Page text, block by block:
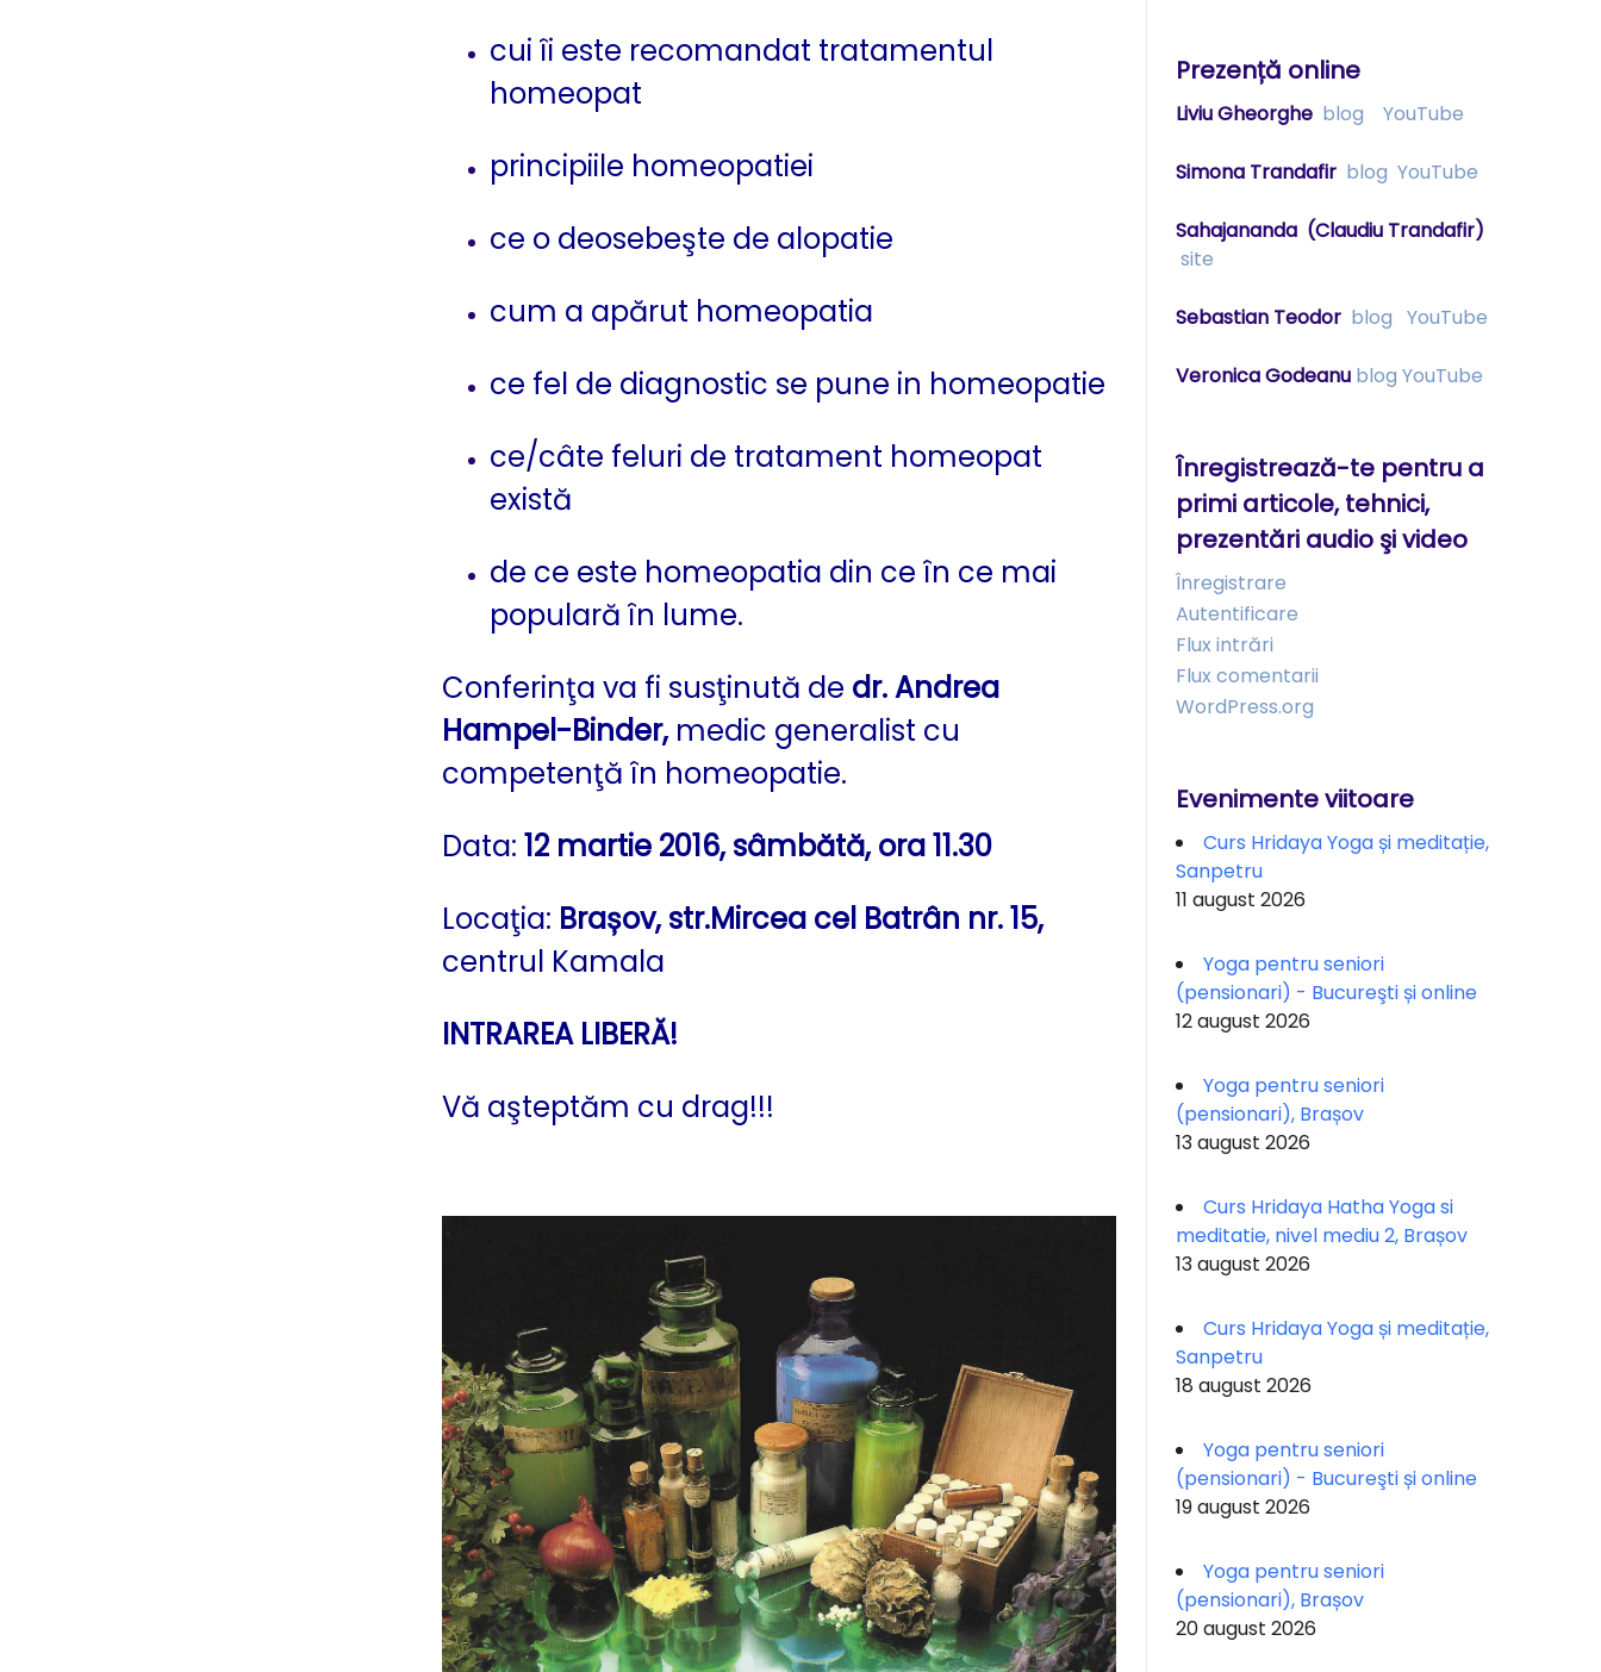
cui îi este recomandat tratamentul
homeopat
principiile homeopatiei
ce o deosebeşte de alopatie
cum a apărut homeopatia
ce fel de diagnostic se pune in homeopatie
ce/câte feluri de tratament homeopat
există
de ce este homeopatia din ce în ce mai
populară în lume.
Conferinţa va fi susţinută de dr. Andrea
Hampel-Binder,medic generalist cu
competenţă în homeopatie.
Data: 12 martie 2016, sâmbătă, ora 11.30
Locaţia: Brașov,str.Mircea cel Batrân nr. 15,
centrul Kamala
INTRAREA LIBERĂ!
Vă aşteptăm cu drag!!!
Prezență online
Liviu Gheorghe blog YouTube
Simona Trandafir blog YouTube
Sahajananda (Claudiu Trandafir)
site
Sebastian Teodor blog YouTube
Veronica Godeanu blog YouTube
Înregistrează-te pentru a
primi articole, tehnici,
prezentări audio şi video
Înregistrare
Autentificare
Flux intrări
Flux comentarii
WordPress.org
Evenimente viitoare
Curs Hridaya Yoga și meditație,
Sanpetru
11 august 2026
Yoga pentru seniori
(pensionari) - Bucureşti și online
12 august 2026
Yoga pentru seniori
(pensionari), Brașov
13 august 2026
Curs Hridaya Hatha Yoga si
meditatie, nivel mediu 2, Brașov
13 august 2026
Curs Hridaya Yoga și meditație,
Sanpetru
18 august 2026
Yoga pentru seniori
(pensionari) - Bucureşti și online
19 august 2026
Yoga pentru seniori
(pensionari), Brașov
20 august 2026